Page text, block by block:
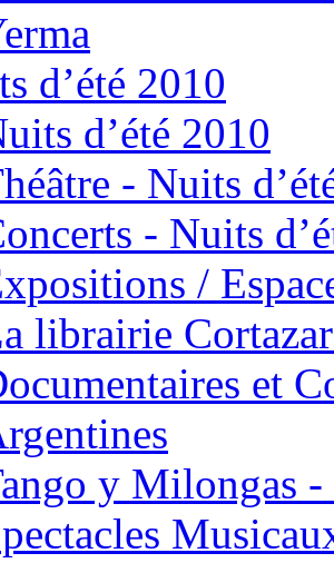
d’été 2010
d’été 2010
- Nuits
- Nuits
/
librairie
et
y Milongas -